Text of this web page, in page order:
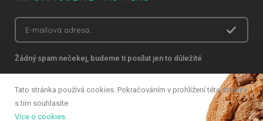
Žádný spam nečekej, budeme ti posílat jen to důležité
Copyright 2018 Gastro Zlín – Všechna práva vyhrazena
Tato stránka používá cookies. Pokračováním v prohlížení této stránky
s tím souhlasíte.
Více o cookies.